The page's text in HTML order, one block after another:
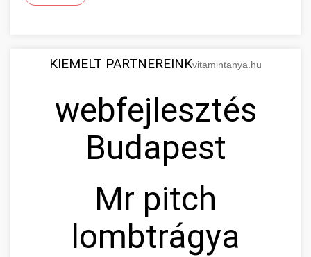
KIEMELT PARTNEREINKvitamintanya.hu
webfejlesztés
Budapest
Mr pitch
lombtrágya